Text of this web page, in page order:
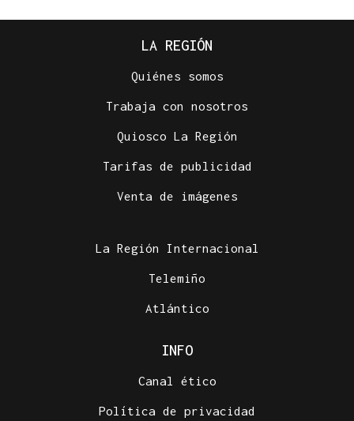
LA REGIÓN
Quiénes somos
Trabaja con nosotros
Quiosco La Región
Tarifas de publicidad
Venta de imágenes
La Región Internacional
Telemiño
Atlántico
INFO
Canal ético
Política de privacidad